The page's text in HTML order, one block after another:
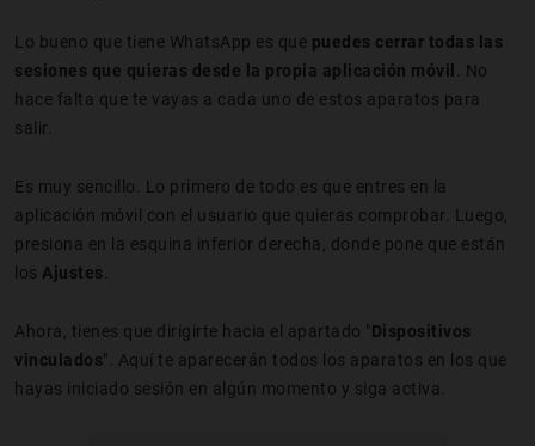
Lo bueno que tiene WhatsApp es que puedes cerrar todas las
sesiones que quieras desde la propia aplicación móvil . No
hace falta que te vayas a cada uno de estos aparatos para
salir.
Es muy sencillo. Lo primero de todo es que entres en la
aplicación móvil con el usuario que quieras comprobar. Luego,
presiona en la esquina inferior derecha, donde pone que están
los Ajustes.
Ahora, tienes que dirigirte hacia el apartado " Dispositivos
vinculados". Aquí te aparecerán todos los aparatos en los que
hayas iniciado sesión en algún momento y siga activa.